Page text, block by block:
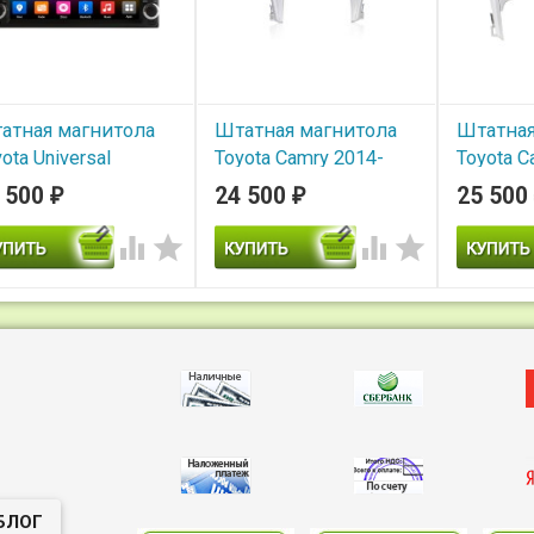
магнитола
Universal
OL-7606-8-
наличии
магнитола Toyota
₽
 
Штатная магнитола
Toyota Camry 2014-
2018 V55 Carmedia
6.0 4G LTE
Carmedia NM-048-MTK -
24 500 ₽
 
Toyota
2014
6.0 4G
Carmedia
Android
25 500